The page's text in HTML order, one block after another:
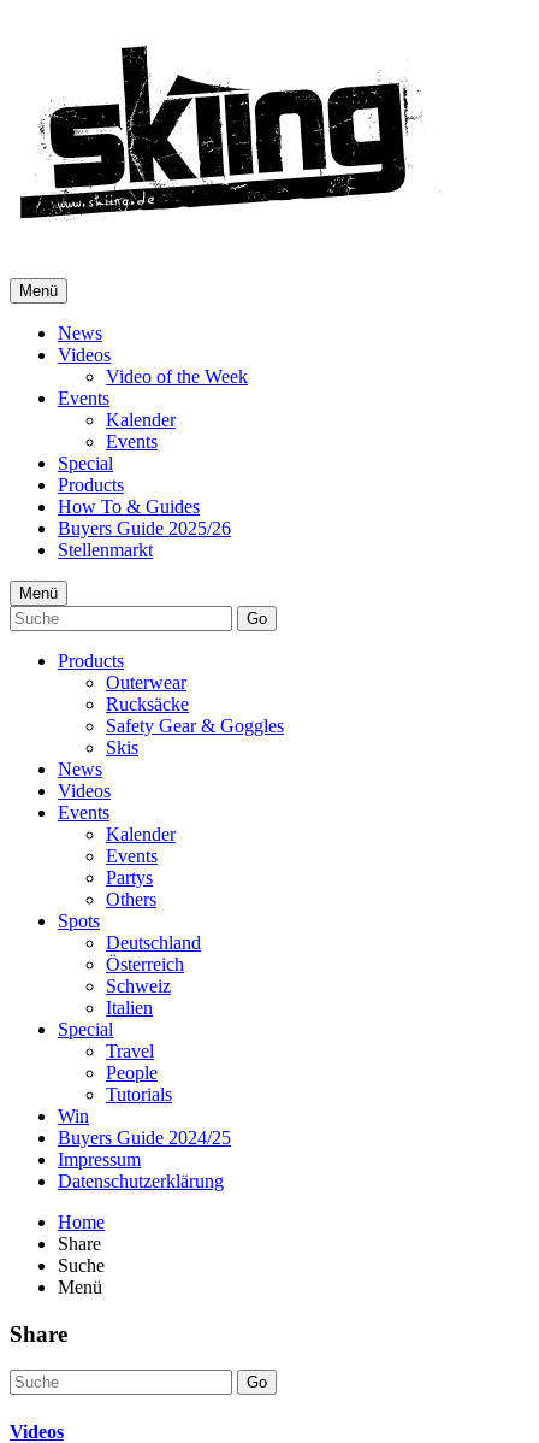
Menü
News
Videos
Video of the Week
Events
Kalender
Events
Special
Products
How To & Guides
Buyers Guide 2025/26
Stellenmarkt
Menü
Go
Products
Outerwear
Rucksäcke
Safety Gear & Goggles
Skis
News
Videos
Events
Kalender
Events
Partys
Others
Spots
Deutschland
Österreich
Schweiz
Italien
Special
Travel
People
Tutorials
Win
Buyers Guide 2024/25
Impressum
Datenschutzerklärung
Home
Share
Suche
Menü
Share
Go
Videos